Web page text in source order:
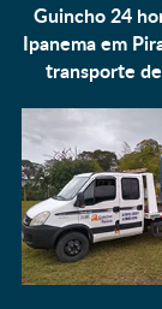
Guincho 24
Ipanema em
transporte